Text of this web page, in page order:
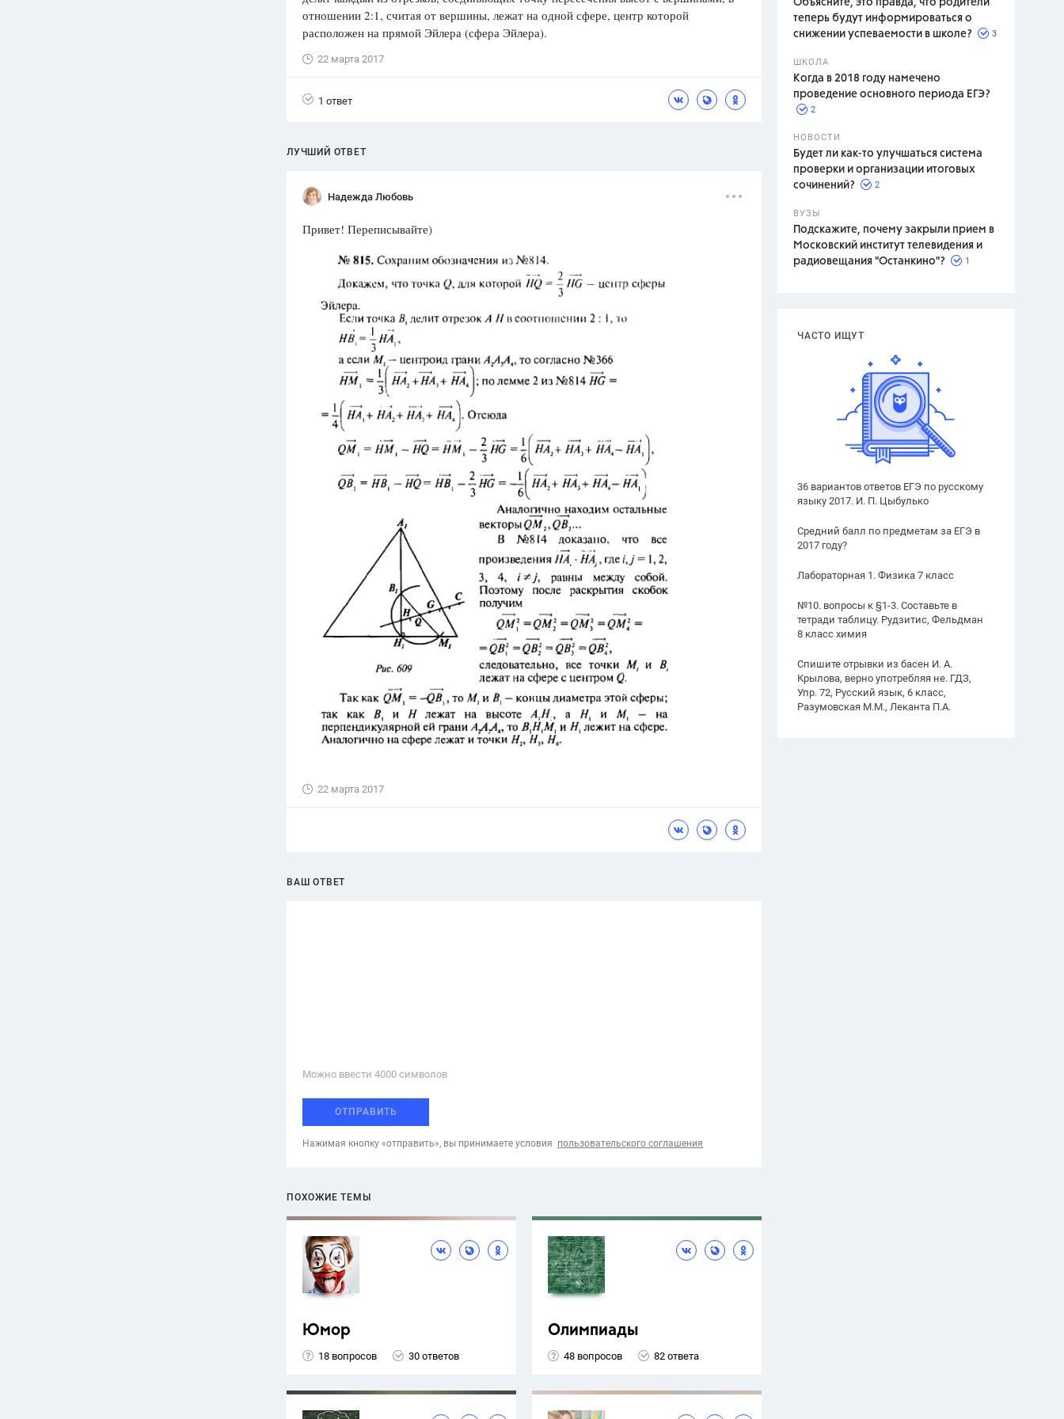
1752
ГИА
Цветков Л. А.
Объясните, это правда, что родители
теперь будут информироваться о
снижении успеваемости в школе?
3
ШКОЛА
Когда в 2018 году намечено
проведение основного периода ЕГЭ?
2
НОВОСТИ
Будет ли как-то улучшаться система
проверки и организации итоговых
сочинений?
2
ВУЗЫ
Подскажите, почему закрыли прием в
Московский институт телевидения и
радиовещания "Останкино"?
1
ЧАСТО ИЩУТ
36 вариантов ответов ЕГЭ по русскому
языку 2017. И. П. Цыбулько
Средний балл по предметам за ЕГЭ в
2017 году?
Лабораторная 1. Физика 7 класс
№10. вопросы к §1-3. Составьте в
тетради таблицу. Рудзитис, Фельдман
8 класс химия
Спишите отрывки из басен И. А.
Крылова, верно употребляя не. ГДЗ,
Упр. 72, Русский язык, 6 класс,
Разумовская М.М., Леканта П.А.
отношении 2:1, считая от вершины, лежат на одной сфере, центр которой
расположен на прямой Эйлера (сфера Эйлера).
22 марта 2017
1 ответ
ЛУЧШИЙ ОТВЕТ
Надежда Любовь
Привет! Переписывайте)
22 марта 2017
ВАШ ОТВЕТ
Можно ввести 4000 cимволов
ОТПРАВИТЬ
Нажимая кнопку «отправить», вы принимаете условия пользовательского соглашения
ПОХОЖИЕ ТЕМЫ
Юмор
18 вопросов 30 ответов
Олимпиады
48 вопросов 82 ответа